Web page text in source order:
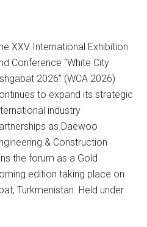
XXV International Exhibition
Conference “White City
2026” (WCA 2026)
to expand its strategic
industry
as Daewoo
& Construction
the forum as a Gold
edition taking place on
Turkmenistan. Held under